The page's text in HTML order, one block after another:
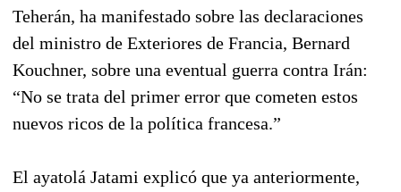
Teherán, ha manifestado sobre las declaraciones
del ministro de Exteriores de Francia, Bernard
Kouchner, sobre una eventual guerra contra Irán:
“No se trata del primer error que cometen estos
nuevos ricos de la política francesa.”
El ayatolá Jatami explicó que ya anteriormente,